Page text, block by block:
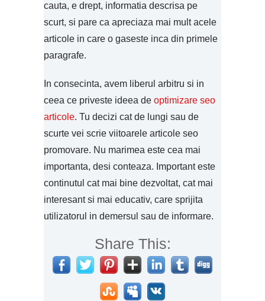
cauta, e drept, informatia descrisa pe
scurt, si pare ca apreciaza mai mult acele
articole in care o gaseste inca din primele
paragrafe.
In consecinta, avem liberul arbitru si in
ceea ce priveste ideea de optimizare seo
articole. Tu decizi cat de lungi sau de
scurte vei scrie viitoarele articole seo
promovare. Nu marimea este cea mai
importanta, desi conteaza. Important este
continutul cat mai bine dezvoltat, cat mai
interesant si mai educativ, care sprijita
utilizatorul in demersul sau de informare.
Share This: